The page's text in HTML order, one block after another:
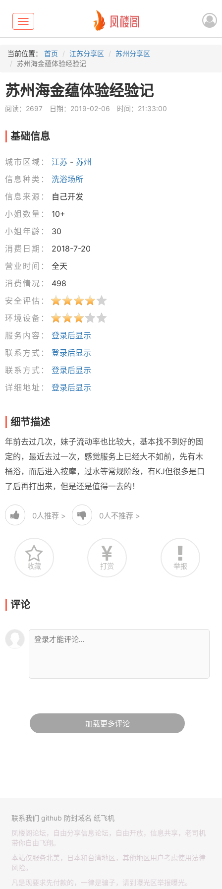
Toggle
navigation
当前位置： 首页 江苏分享区
苏州分享区
苏州海金蕴体验经验记
苏州海金蕴体验经验记
阅读：2697 日期：2019-02-06 时间：21:33:00
基础信息
城市区域： 江苏 - 苏州
信息种类：
洗浴场所
信息来源：
自己开发
小姐数量：
10+
小姐年龄：
30
消费日期：
2018-7-20
营业时间：
全天
消费情况：
498
安全评估：
环境设备：
服务内容：
登录后显示
联系方式：
登录后显示
联系方式：
登录后显示
详细地址：
登录后显示
细节描述
年前去过几次，妹子流动率也比较大，基本找不到好的固
定的，最近去过一次，感觉服务上已经大不如前，先有木
桶浴，而后进入按摩，过水等常规阶段，有KJ但很多是口
了后再打出来，但是还是值得一去的！
0人推荐 > 0人不推荐 >
收藏 打赏 举报
评论
加载更多评论
联系我们 github 防封域名 纸飞机
凤楼阁论坛，自由分享信息论坛，自由开放，信息共享，老司机
带你自由飞翔。
本站仅服务北美，日本和台湾地区，其他地区用户考虑使用法律
风险。
凡是现要求先付款的，一律是骗子，请到曝光区举报曝光。